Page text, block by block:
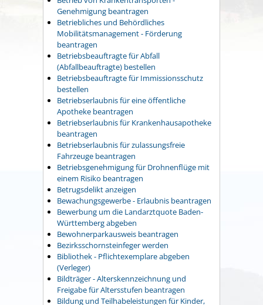
Genehmigung beantragen
Betriebliches und Behördliches
Mobilitätsmanagement - Förderung
beantragen
Betriebsbeauftragte für Abfall
(Abfallbeauftragte) bestellen
Betriebsbeauftragte für Immissionsschutz
bestellen
Betriebserlaubnis für eine öffentliche
Apotheke beantragen
Betriebserlaubnis für Krankenhausapotheke
beantragen
Betriebserlaubnis für zulassungsfreie
Fahrzeuge beantragen
Betriebsgenehmigung für Drohnenflüge mit
einem Risiko beantragen
Betrugsdelikt anzeigen
Bewachungsgewerbe - Erlaubnis beantragen
Bewerbung um die Landarztquote Baden-
Württemberg abgeben
Bewohnerparkausweis beantragen
Bezirksschornsteinfeger werden
Bibliothek - Pflichtexemplare abgeben
(Verleger)
Bildträger - Alterskennzeichnung und
Freigabe für Altersstufen beantragen
Bildung und Teilhabeleistungen für Kinder,